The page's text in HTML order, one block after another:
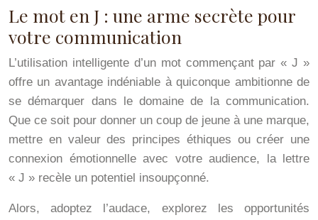
Le mot en J : une arme secrète pour
votre communication
L’utilisation intelligente d’un mot commençant par « J »
offre un avantage indéniable à quiconque ambitionne de
se démarquer dans le domaine de la communication.
Que ce soit pour donner un coup de jeune à une marque,
mettre en valeur des principes éthiques ou créer une
connexion émotionnelle avec votre audience, la lettre
« J » recèle un potentiel insoupçonné.
Alors, adoptez l’audace, explorez les opportunités